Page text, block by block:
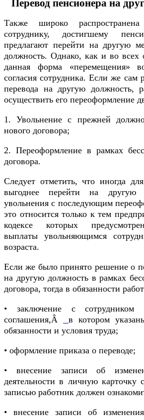
Перевод пенсионера на
Также широко
сотруднику, достигшему
предлагают перейти на другую
должность. Однако, как и во всех
данная форма «перемещения»
согласия сотрудника. Если же сам
перевода на другую должность,
осуществить его переоформление
1. Увольнение с прежней
нового договора;
2. Переоформление в рамках
договора.
Следует отметить, что иногда
выгоднее перейти на другую
увольнения с последующим
это относится только к тем
кодексе которых
выплаты увольняющимся
возраста.
Если же было принято решение о
на другую должность в рамках
договора, тогда в обязанности
• заключение с сотрудником
соглашения,Â
в котором
обязанности и условия труда;
• оформление приказа о переводе;
• внесение записи об
деятельности в личную карточку
записью работник должен
• внесение записи об